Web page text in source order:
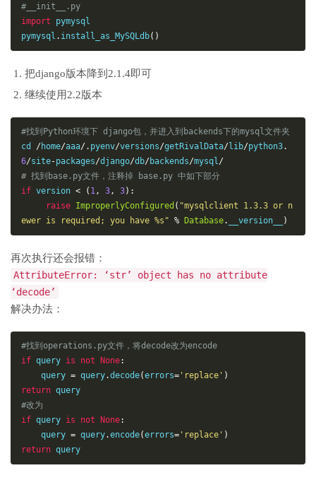
#__init__.py
import pymysql
pymysql . install_as_MySQLdb()
把django版本降到2.1.4即可
继续使用2.2版本
#找到Python环境下 django包，并进入到backends下的mysql文件夹
cd /home/aaa/. pyenv/versions/getRivalData/lib/python3.
6/site-packages/django/db/backends/mysql /
# 找到base.py文件，注释掉 base.py 中如下部分
if version < ( 1 , 3 , 3):
raise ImproperlyConfigured ( "mysqlclient 1.3.3 or n
ewer is required; you have %s" % Database. __version__ )
再次执行还会报错：
AttributeError: ‘str’ object has no attribute
‘decode’
解决办法：
#找到operations.py文件，将decode改为encode
if query is not None:
    query
= query.decode(errors= 'replace' )
return
#改为
if query is not None:
    query
= query.encode(errors= 'replace' )
return query